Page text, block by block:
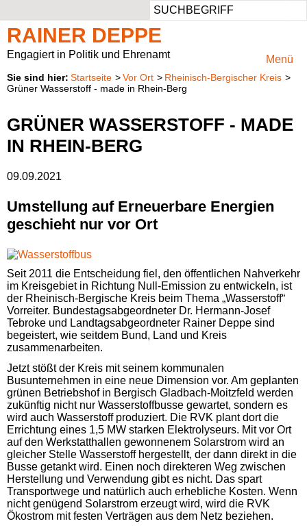
RAINER DEPPE
Engagiert in Politik und Ehrenamt Menü
Startseite Vor Ort
Rheinisch-Bergischer Kreis
Grüner Wasserstoff - made in Rhein-Berg
GRÜNER WASSERSTOFF - MADE
IN RHEIN-BERG
09.09.2021
Umstellung auf Erneuerbare Energien
geschieht nur vor Ort
Seit 2011 die Entscheidung fiel, den öffentlichen Nahverkehr
im Kreisgebiet in Richtung Null-Emission zu entwickeln, ist
der Rheinisch-Bergische Kreis beim Thema „Wasserstoff“
Vorreiter. Bundestagsabgeordneter Dr. Hermann-Josef
Tebroke und Landtagsabgeordneter Rainer Deppe sind
begeistert, wie seitdem Bund, Land und Kreis
zusammenarbeiten.
Jetzt stößt der Kreis mit seinem kommunalen
Busunternehmen in eine neue Dimension vor. Am geplanten
grünen Betriebshof in Bergisch Gladbach-Moitzfeld werden
zukünftig nicht nur Wasserstoffbusse gewartet, sondern es
wird auch Wasserstoff produziert. Die RVK plant dort die
Errichtung eines 1,5 MW starken Elektrolyseurs. Mit vor Ort
auf den Werkstatthallen gewonnenem Solarstrom wird an
gleicher Stelle Wasserstoff hergestellt, der dann direkt in die
Busse getankt wird. Einen noch direkteren Weg zwischen
Herstellung und Verwendung gibt es nicht. Das spart
Transportwege und natürlich auch erhebliche Kosten. Wenn
nicht genügend Solarstrom erzeugt wird, wird die RVK
Ökostrom mit festen Verträgen aus dem Netz beziehen.
Aus dem Landtag
Pressemeldungen
Besuchergruppen
Reden
Anträge
Positionspapiere
Wahlprüfsteine
Privater Werdegang
Beruflicher Werdegang
Politischer Werdegang
Aufgaben
Vorsitzender des Regionalrats Köln
Kreistagsabgeordneter
Rheinisch-Bergischer Kreis
Presse & Fotos
Kontaktformular